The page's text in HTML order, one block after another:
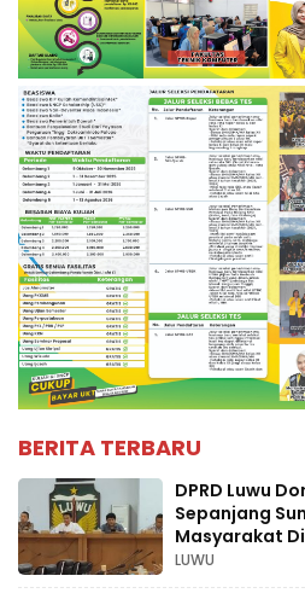
BERITA TERBARU
DPRD Luwu
Sepanjang
Masyarakat
Aktivitas Ilegal
LUWU